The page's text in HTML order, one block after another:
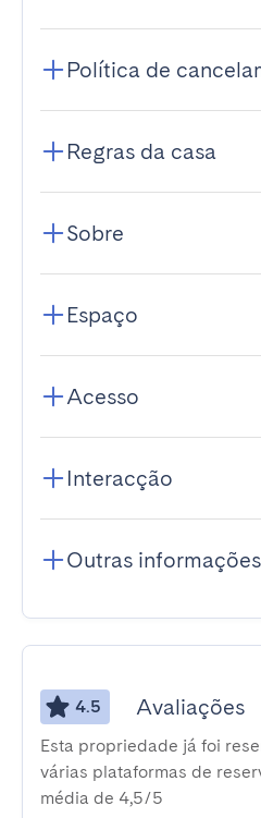
Política de
Regras da casa
Sobre
Espaço
Acesso
Interacção
Outras informações
4.5 Avaliações
Esta propriedade já foi
várias plataformas de
média de 4,5/5